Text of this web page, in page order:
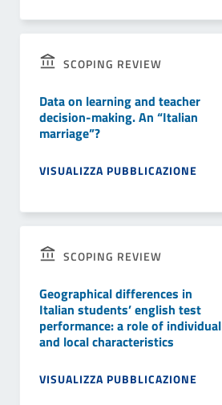
SCOPING REVIEW
Data on learning and teacher
decision-making. An “Italian
marriage”?
VISUALIZZA PUBBLICAZIONE
SCOPING REVIEW
Geographical differences in
Italian students’ english test
performance: a role of individual
and local characteristics
VISUALIZZA PUBBLICAZIONE